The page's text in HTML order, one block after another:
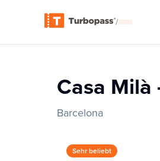
/
Casa Milà
Barcelona
Sehr beliebt